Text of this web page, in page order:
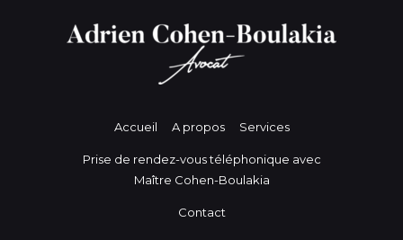
Accueil A propos Services
Prise de rendez-vous téléphonique avec
Maître Cohen-Boulakia
Contact